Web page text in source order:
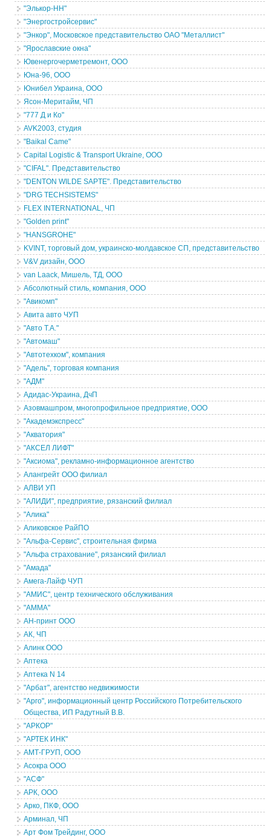
"Элькор-НН"
"Энергостройсервис"
"Энкор", Московское представительство ОАО "Металлист"
"Ярославские окна"
Ювенергочерметремонт, ООО
Юна-96, ООО
Юнибел Украина, ООО
Ясон-Меритайм, ЧП
"777 Д и Ко"
AVK2003, студия
"Baikal Came"
Capital Logistic & Transport Ukraine, ООО
"CIFAL". Представительство
"DENTON WILDE SAPTE". Представительство
"DRG TECHSISTEMS"
FLEX INTERNATIONAL, ЧП
"Golden print"
"HANSGROHE"
KVINT, торговый дом, украинско-молдавское СП, представительство
V&V дизайн, ООО
van Laack, Мишель, ТД, ООО
Абсолютный стиль, компания, ООО
"Авикомп"
Авита авто ЧУП
"Авто Т.А."
"Автомаш"
"Автотехком", компания
"Адель", торговая компания
"АДМ"
Адидас-Украина, ДчП
Азовмашпром, многопрофильное предприятие, ООО
"Академэкспресс"
"Акватория"
"АКСЕЛ ЛИФТ"
"Аксиома", рекламно-информационное агентство
Алангрейт ООО филиал
АЛВИ УП
"АЛИДИ", предприятие, рязанский филиал
"Алика"
Аликовское РайПО
"Альфа-Сервис", строительная фирма
"Альфа страхование", рязанский филиал
"Амада"
Амега-Лайф ЧУП
"АМИС", центр технического обслуживания
"АММА"
АН-принт ООО
АК, ЧП
Алинк ООО
Аптека
Аптека N 14
"Арбат", агентство недвижимости
"Арго", информационный центр Российского Потребительского
Общества, ИП Радутный В.В.
"АРКОР"
"АРТЕК ИНК"
АМТ-ГРУП, ООО
Асокра ООО
"АСФ"
АРК, ООО
Арко, ПКФ, ООО
Арминал, ЧП
Арт Фом Трейдинг, ООО